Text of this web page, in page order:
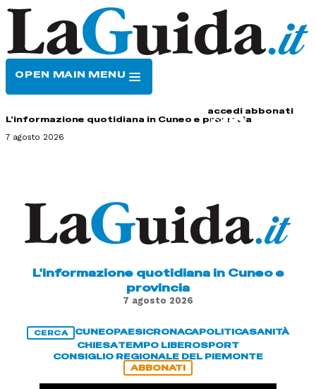
OPEN MAIN MENU
accedi abbonati
L'informazione quotidiana in Cuneo e provincia
7 agosto 2026
L'informazione quotidiana in Cuneo e
provincia
7 agosto 2026
CERCA CUNEOPAESICRONACAPOLITICASANITÀ
CHIESATEMPO LIBEROSPORT
CONSIGLIO REGIONALE DEL PIEMONTE
ABBONATI